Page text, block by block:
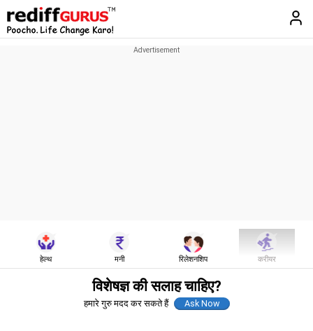
हेल्थ मनी रिलेशनशिप करीयर
विशेषज्ञ की सलाह चाहिए?
हमारे गुरु मदद कर सकते हैं